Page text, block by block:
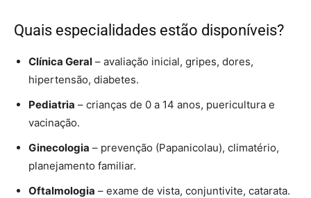
Quais especialidades estão disponíveis?
Clínica Geral – avaliação inicial, gripes, dores,
hipertensão, diabetes.
Pediatria – crianças de 0 a 14 anos, puericultura e
vacinação.
Ginecologia – prevenção (Papanicolau), climatério,
planejamento familiar.
Oftalmologia – exame de vista, conjuntivite, catarata.